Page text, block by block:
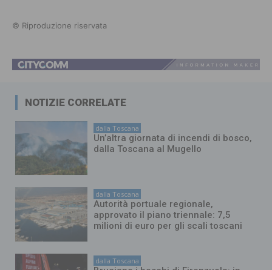
© Riproduzione riservata
NOTIZIE CORRELATE
dalla Toscana
Un’altra giornata di incendi di bosco,
dalla Toscana al Mugello
dalla Toscana
Autorità portuale regionale,
approvato il piano triennale: 7,5
milioni di euro per gli scali toscani
dalla Toscana